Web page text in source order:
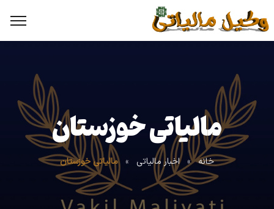
مالیاتی خوزستان
خانه » اخبار مالیاتی » مالیاتی خوزستان